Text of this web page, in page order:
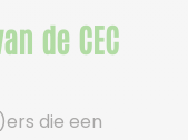
de CEC
die een